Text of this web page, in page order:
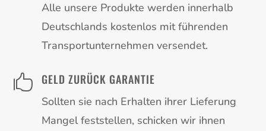
Alle unsere Produkte werden innerhalb
Deutschlands kostenlos mit führenden
Transportunternehmen versendet.
 GELD ZURÜCK GARANTIE
Sollten sie nach Erhalten ihrer Lieferung
Mangel feststellen, schicken wir ihnen